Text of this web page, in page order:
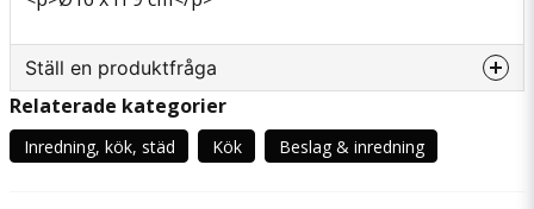
Ställ en produktfråga
Fråga oss något om denna produkten...
Relaterade kategorier
Inredning, kök, städ Kök Beslag & inredning